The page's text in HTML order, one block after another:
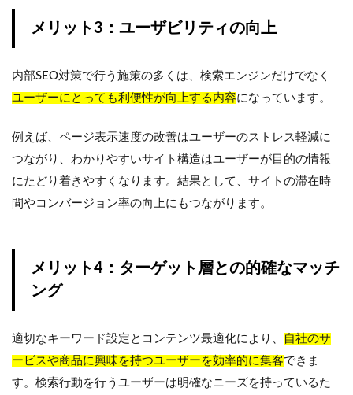
メリット3：ユーザビリティの向上
内部SEO対策で行う施策の多くは、検索エンジンだけでなく
ユーザーにとっても利便性が向上する内容になっています。
例えば、ページ表示速度の改善はユーザーのストレス軽減に
つながり、わかりやすいサイト構造はユーザーが目的の情報
にたどり着きやすくなります。結果として、サイトの滞在時
間やコンバージョン率の向上にもつながります。
メリット4：ターゲット層との的確なマッチ
ング
適切なキーワード設定とコンテンツ最適化により、
自社のサ
ービスや商品に興味を持つユーザーを効率的に集客できま
す。検索行動を行うユーザーは明確なニーズを持っているた